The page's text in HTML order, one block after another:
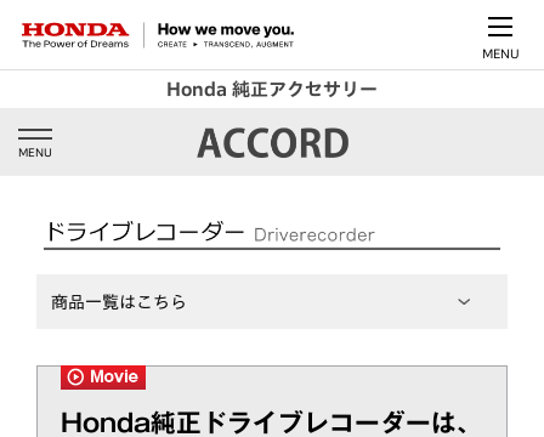
MENU
Honda 純正アクセサリー
MENU
商品一覧はこちら
Honda純正ドライブレコーダーは、